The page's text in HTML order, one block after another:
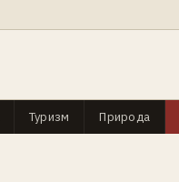
Туризм Природа